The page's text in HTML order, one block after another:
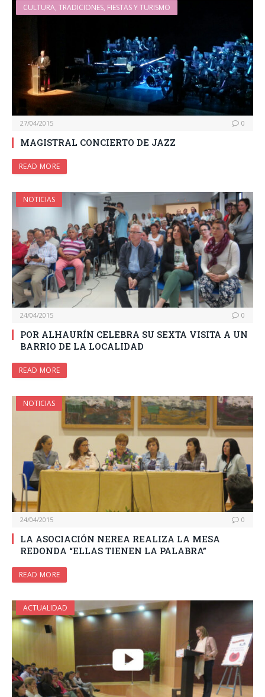
CULTURA, TRADICIONES, FIESTAS Y TURISMO
27/04/2015 0
MAGISTRAL CONCIERTO DE JAZZ
READ MORE
NOTICIAS
24/04/2015 0
POR ALHAURÍN CELEBRA SU SEXTA VISITA A UN
BARRIO DE LA LOCALIDAD
READ MORE
NOTICIAS
24/04/2015 0
LA ASOCIACIÓN NEREA REALIZA LA MESA
REDONDA “ELLAS TIENEN LA PALABRA”
READ MORE
ACTUALIDAD